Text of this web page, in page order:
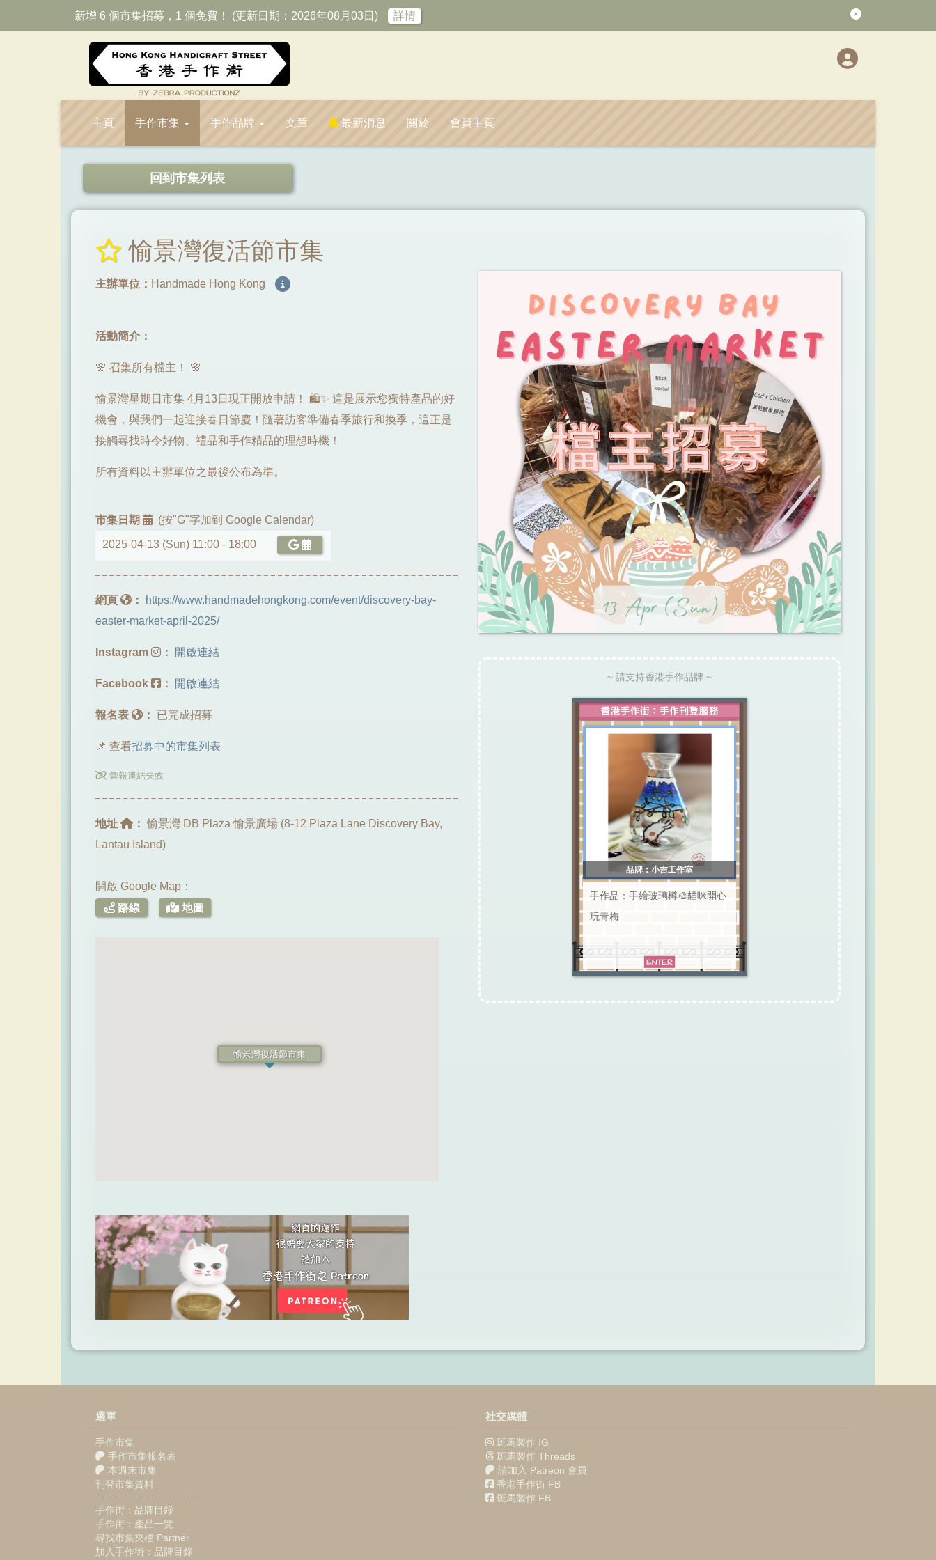
新增 6 個市集招募，1 個免費！ (更新日期：2026年08月03日) 詳情
主頁 手作市集 手作品牌 文章 最新消息 關於 會員主頁
回到市集列表
愉景灣復活節市集
~ 請支持香港手作品牌 ~
品牌：小吉工作室
手作品：手繪玻璃樽🎨貓咪開心
玩青梅
主辦單位： Handmade Hong Kong
活動簡介：
🌸 召集所有檔主！ 🌸
愉景灣星期日市集 4月13日現正開放申請！ 🛍️✨ 這是展示您獨特產品的好
機會，與我們一起迎接春日節慶！隨著訪客準備春季旅行和換季，這正是
接觸尋找時令好物、禮品和手作精品的理想時機！
所有資料以主辦單位之最後公布為準。
市集日期 (按"G"字加到 Google Calendar)
2025-04-13 (Sun) 11:00 - 18:00
網頁 ：
https://www.handmadehongkong.com/event/discovery-bay-
easter-market-april-2025/
Instagram ： 開啟連結
Facebook ： 開啟連結
報名表 ： 已完成招募
📌 查看招募中的市集列表
彙報連結失效
地址 ： 愉景灣 DB Plaza 愉景廣場 (8-12 Plaza Lane Discovery Bay,
Lantau Island)
開啟 Google Map：
路線
地圖
愉景灣復活節市集
選單
手作市集
手作市集報名表
本週末市集
刊登市集資料
手作街：品牌目錄
手作街：產品一覽
尋找市集夾檔 Partner
加入手作街：品牌目錄
社交媒體
斑馬製作 IG
斑馬製作 Threads
請加入 Patreon 會員
香港手作街 FB
斑馬製作 FB